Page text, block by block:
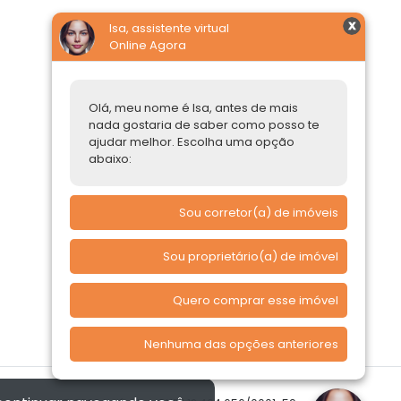
Isa, assistente virtual
Online Agora
Olá, meu nome é Isa, antes de mais
nada gostaria de saber como posso te
ajudar melhor. Escolha uma opção
abaixo:
Sou corretor(a) de imóveis
Sou proprietário(a) de imóvel
Quero comprar esse imóvel
Nenhuma das opções anteriores
Construtoras
Comprar ou alugar
Quero Comprar